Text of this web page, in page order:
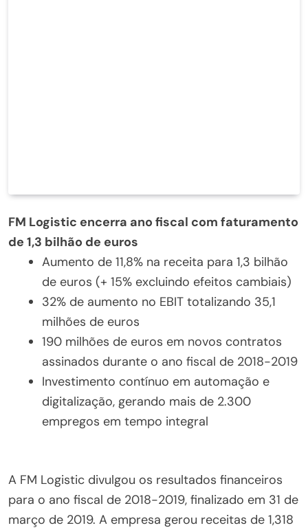
FM Logistic encerra ano fiscal com faturamento
de 1,3 bilhão de euros
Aumento de 11,8% na receita para 1,3 bilhão
de euros (+ 15% excluindo efeitos cambiais)
32% de aumento no EBIT totalizando 35,1
milhões de euros
190 milhões de euros em novos contratos
assinados durante o ano fiscal de 2018-2019
Investimento contínuo em automação e
digitalização, gerando mais de 2.300
empregos em tempo integral
A FM Logistic divulgou os resultados financeiros
para o ano fiscal de 2018-2019, finalizado em 31 de
março de 2019. A empresa gerou receitas de 1,318